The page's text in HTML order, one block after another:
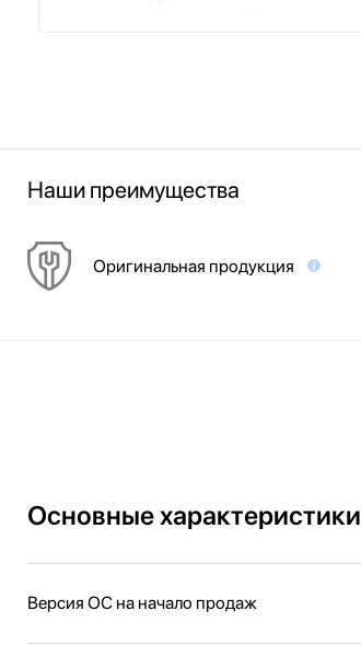
Наши преимущества
Оригинальная продукция
Основные характеристики
Версия ОС на начало продаж